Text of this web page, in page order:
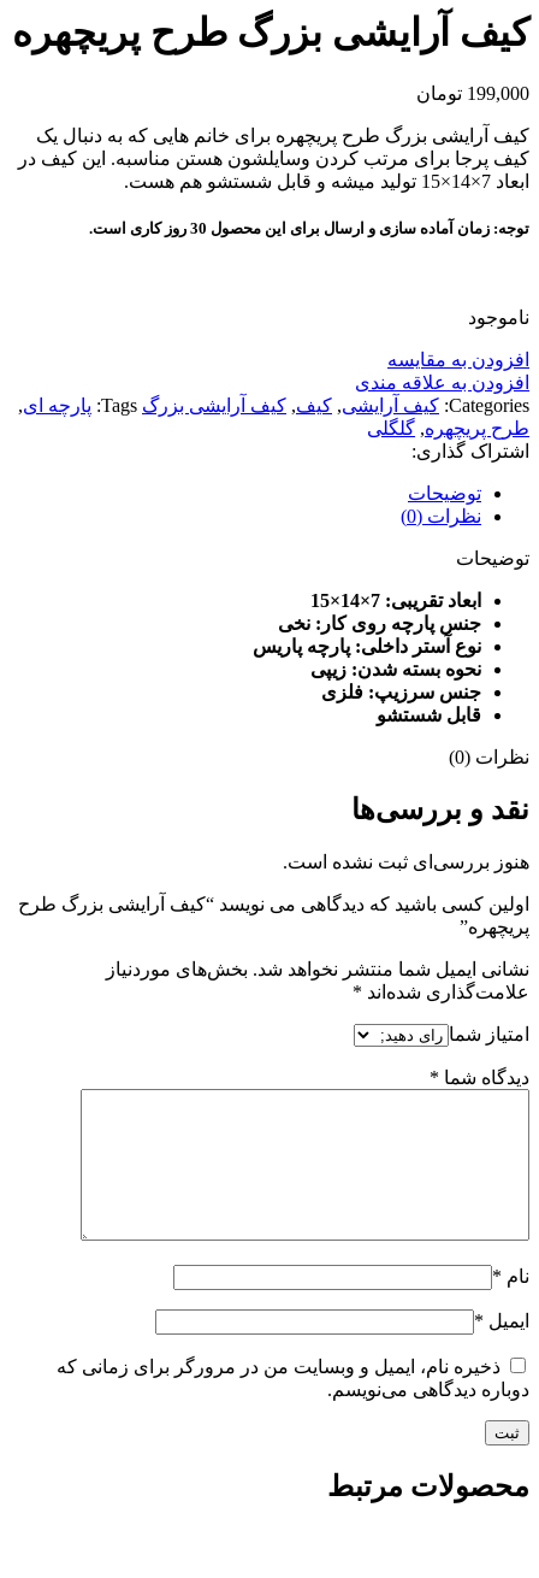
کیف آرایشی بزرگ طرح پریچهره
199,000 تومان
کیف آرایشی بزرگ طرح پریچهره برای خانم هایی که به دنبال یک
کیف پرجا برای مرتب کردن وسایلشون هستن مناسبه. این کیف‌ در
ابعاد 7×14×15 تولید میشه و قابل شستشو هم هست.
توجه: زمان آماده سازی و ارسال برای این محصول 30 روز کاری است.
ناموجود
افزودن به مقایسه
افزودن به علاقه مندی
Categories: کیف آرایشی, کیف, کیف آرایشی بزرگ Tags: پارچه ای,
طرح پریچهره, گلگلی
اشتراک گذاری:
توضیحات
نظرات (0)
توضیحات
ابعاد تقریبی: 7×14×15
جنس پارچه روی کار: نخی
نوع آستر داخلی: پارچه پاریس
نحوه بسته شدن: زیپی
جنس سرزیپ: فلزی
قابل شستشو
نظرات (0)
نقد و بررسی‌ها
هنوز بررسی‌ای ثبت نشده است.
اولین کسی باشید که دیدگاهی می نویسد “کیف آرایشی بزرگ طرح
پریچهره”
نشانی ایمیل شما منتشر نخواهد شد. بخش‌های موردنیاز
علامت‌گذاری شده‌اند *
امتیاز شما
دیدگاه شما *
نام *
ایمیل *
ذخیره نام، ایمیل و وبسایت من در مرورگر برای زمانی که
دوباره دیدگاهی می‌نویسم.
محصولات مرتبط